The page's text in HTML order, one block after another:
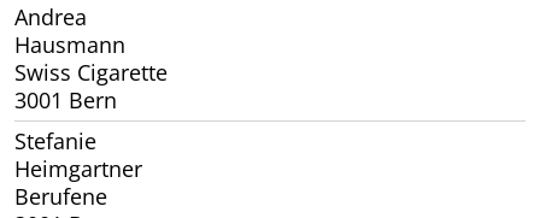
Andrea
Hausmann
Swiss Cigarette
3001 Bern
Stefanie
Heimgartner
Berufene